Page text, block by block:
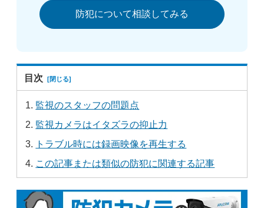
防犯について相談してみる
目次
監視のスタッフの問題点
監視カメラはイタズラの抑止力
トラブル時には録画映像を再生する
この記事または類似の防犯に関連する記事